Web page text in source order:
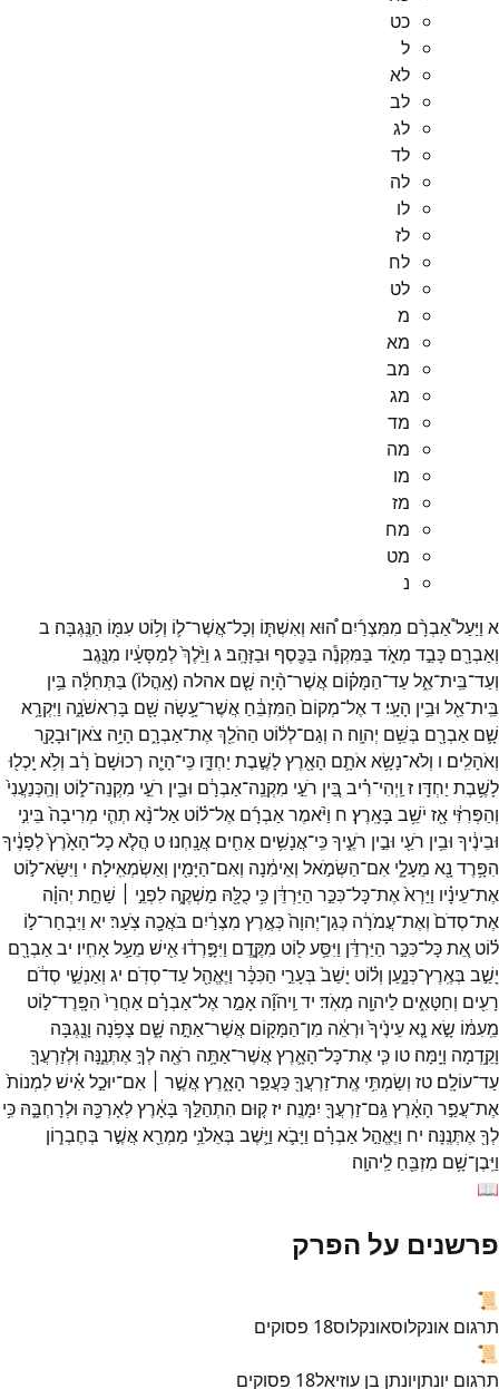
כט
ל
לא
לב
לג
לד
לה
לו
לז
לח
לט
מ
מא
מב
מג
מד
מה
מו
מז
מח
מט
נ
א וַיַּעַל֩אַבְרָ֨ם מִמִּצְרַ֜יִם ה֠וּא וְאִשְׁתּ֧וֹ וְכָל־אֲשֶׁר־ל֛וֹ וְל֥וֹט עִמּ֖וֹ הַנֶּֽגְבָּה׃ ב
וְאַבְרָ֖ם כָּבֵ֣ד מְאֹ֑ד בַּמִּקְנֶ֕ה בַּכֶּ֖סֶף וּבַזָּהָֽב׃ג וַיֵּ֙לֶךְ֙לְמַסָּעָ֔יו מִנֶּ֖גֶב
וְעַד־בֵּֽית־אֵ֑לעַד־הַמָּק֗וֹם אֲשֶׁר־הָ֨יָה שָׁ֤ם אהלה (אָֽהֳלוֹ֙) בַּתְּחִלָּ֔ה בֵּ֥ין
בֵּֽית־אֵ֖ל וּבֵ֥ין הָעָֽי׃ דאֶל־מְקוֹם֙ הַמִּזְבֵּ֔חַ אֲשֶׁר־עָ֥שָׂה שָׁ֖ם בָּרִאשֹׁנָ֑ה וַיִּקְרָ֥א
שָׁ֛ם אַבְרָ֖ם בְּשֵׁ֥ם יְהוָֽה׃ ה וְגַם־לְל֔וֹט הַהֹלֵ֖ךְאֶת־אַבְרָ֑ם הָיָ֥ה צֹאן־וּבָקָ֖ר
וְאֹהָלִֽים׃ ו וְלֹא־נָשָׂ֥אאֹתָ֛ם הָאָ֖רֶץלָשֶׁ֣בֶת יַחְדָּ֑ו כִּֽי־הָיָ֤ה רְכוּשָׁם֙ רָ֔ב וְלֹ֥א יָֽכְל֖וּ
לָשֶׁ֥בֶת יַחְדָּֽו׃ ז וַֽיְהִי־רִ֗יב בֵּ֚ין רֹעֵ֣י מִקְנֵֽה־אַבְרָ֔ם וּבֵ֖ין רֹעֵ֣י מִקְנֵה־ל֑וֹט וְהַֽכְּנַעֲנִי֙
וְהַפְּרִזִּ֔י אָ֖ז יֹשֵׁ֥ב בָּאָֽרֶץ׃ ח וַיֹּ֨אמֶראַבְרָ֜ם אֶל־ל֗וֹט אַל־נָ֨א תְהִ֤י מְרִיבָה֙ בֵּינִ֣י
וּבֵינֶ֔יךָ וּבֵ֥ין רֹעַ֖י וּבֵ֣ין רֹעֶ֑יךָכִּֽי־אֲנָשִׁ֥ים אַחִ֖ים אֲנָֽחְנוּ׃ט הֲלֹ֤אכָל־הָאָ֙רֶץ֙לְפָנֶ֔יךָ
הִפָּ֥רֶד נָ֖א מֵעָלָ֑י אִם־הַשְּׂמֹ֣אל וְאֵימִ֔נָה וְאִם־הַיָּמִ֖ין וְאַשְׂמְאִֽילָה׃ י וַיִּשָּׂא־ל֣וֹט
אֶת־עֵינָ֗יו וַיַּרְא֙אֶת־כָּל־כִּכַּ֣ר הַיַּרְדֵּ֔ן כִּ֥י כֻלָּ֖הּ מַשְׁקֶ֑ה לִפְנֵ֣י ׀ שַׁחֵ֣ת יְהוָ֗ה
אֶת־סְדֹם֙ וְאֶת־עֲמֹרָ֔ה כְּגַן־יְהוָה֙כְּאֶ֣רֶץ מִצְרַ֔יִם בֹּאֲכָ֖ה צֹֽעַר׃ יא וַיִּבְחַר־ל֣וֹ
ל֗וֹט אֵ֚תכָּל־כִּכַּ֣ר הַיַּרְדֵּ֔ן וַיִּסַּ֥על֖וֹט מִקֶּ֑דֶם וַיִּפָּ֣רְד֔וּאִ֖ישׁ מֵעַ֥לאָחִֽיו׃ יבאַבְרָ֖ם
יָשַׁ֣ב בְּאֶֽרֶץ־כְּנָ֑עַן וְל֗וֹט יָשַׁב֙ בְּעָרֵ֣י הַכִּכָּ֔ר וַיֶּאֱהַ֖לעַד־סְדֹֽם׃ יג וְאַנְשֵׁ֣י סְדֹ֔ם
רָעִ֖ים וְחַטָּאִ֑ים לַיהוָ֖ה מְאֹֽד׃ יד וַֽיהוָ֞ה אָמַ֣ראֶל־אַבְרָ֗ם אַחֲרֵי֙ הִפָּֽרֶד־ל֣וֹט
מֵֽעִמּ֔וֹ שָׂ֣א נָ֤אעֵינֶ֙יךָ֙ וּרְאֵ֔ה מִן־הַמָּק֖וֹם אֲשֶׁר־אַתָּ֣ה שָׁ֑ם צָפֹ֥נָה וָנֶ֖גְבָּה
וָקֵ֥דְמָה וָיָֽמָּה׃ טו כִּ֧י אֶת־כָּל־הָאָ֛רֶץאֲשֶׁר־אַתָּ֥ה רֹאֶ֖ה לְךָ֣אֶתְּנֶ֑נָּה וּֽלְזַרְעֲךָ֖
עַד־עוֹלָֽם׃ טז וְשַׂמְתִּ֥י אֶֽת־זַרְעֲךָ֖כַּעֲפַ֣ר הָאָ֑רֶץאֲשֶׁ֣ר ׀ אִם־יוּכַ֣לאִ֗ישׁלִמְנוֹת֙
אֶת־עֲפַ֣ר הָאָ֔רֶץגַּֽם־זַרְעֲךָ֖ יִמָּנֶֽה׃ יזק֚וּם הִתְהַלֵּ֣ךְ בָּאָ֔רֶץלְאָרְכָּ֖הּ וּלְרָחְבָּ֑הּ כִּ֥י
לְךָ֖אֶתְּנֶֽנָּה׃ יח וַיֶּאֱהַ֣לאַבְרָ֗ם וַיָּבֹ֛א וַיֵּ֛שֶׁב בְּאֵלֹנֵ֥י מַמְרֵ֖אאֲשֶׁ֣ר בְּחֶבְר֑וֹן
וַיִּֽבֶן־שָׁ֥ם מִזְבֵּ֖חַ לַֽיהוָֽה׃
📖
פרשנים על הפרק
📜
תרגום אונקלוסאונקלוס18 פסוקים
📜
תרגום יונתןיונתן בן עוזיאל18 פסוקים